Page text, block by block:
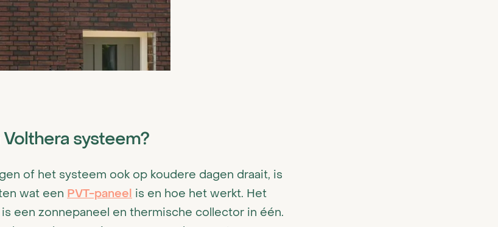
systeem?
of het systeem ook op koudere dagen draait, is
wat een PVT-paneel
is en hoe het werkt. Het
is een zonnepaneel en thermische collector in één.